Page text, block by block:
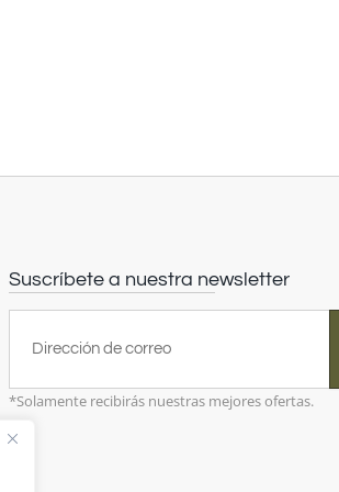
Suscríbete a nuestra newsletter
*Solamente recibirás nuestras mejores ofertas.